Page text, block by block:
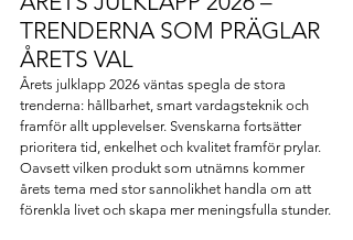
TRENDERNA SOM PRÄGLAR
ÅRETS VAL
Årets julklapp 2026 väntas spegla de stora
trenderna: hållbarhet, smart vardagsteknik och
framför allt upplevelser. Svenskarna fortsätter
prioritera tid, enkelhet och kvalitet framför prylar.
Oavsett vilken produkt som utnämns kommer
årets tema med stor sannolikhet handla om att
förenkla livet och skapa mer meningsfulla stunder.